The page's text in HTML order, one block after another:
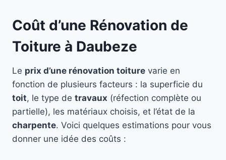
Coût d’une Rénovation de
Toiture à Daubeze
Le prix d’une rénovation toiture varie en
fonction de plusieurs facteurs : la superficie du
toit, le type de travaux (réfection complète ou
partielle), les matériaux choisis, et l’état de la
charpente. Voici quelques estimations pour vous
donner une idée des coûts :